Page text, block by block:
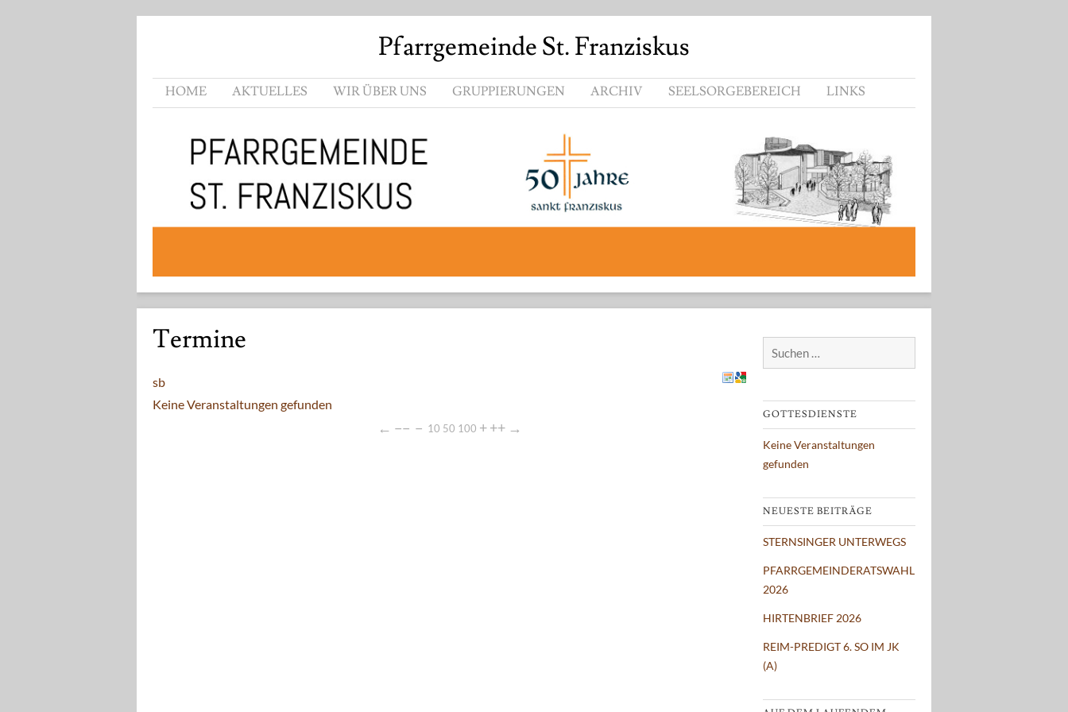
Pfarrgemeinde St. Franziskus
HOME AKTUELLES WIR ÜBER UNS GRUPPIERUNGEN ARCHIV SEELSORGEBEREICH LINKS
Termine
sb
Keine Veranstaltungen gefunden
← −− − 10 50 100 +++ →
GOTTESDIENSTE
Keine Veranstaltungen
gefunden
NEUESTE BEITRÄGE
STERNSINGER UNTERWEGS
PFARRGEMEINDERATSWAHL
2026
HIRTENBRIEF 2026
REIM-PREDIGT 6. SO IM JK
(A)